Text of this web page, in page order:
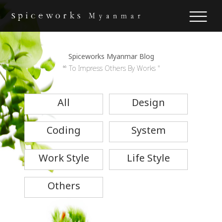
Spiceworks Myanmar Blog
“ To Impress Others By Works "
All
Design
Coding
System
Work Style
Life Style
Others